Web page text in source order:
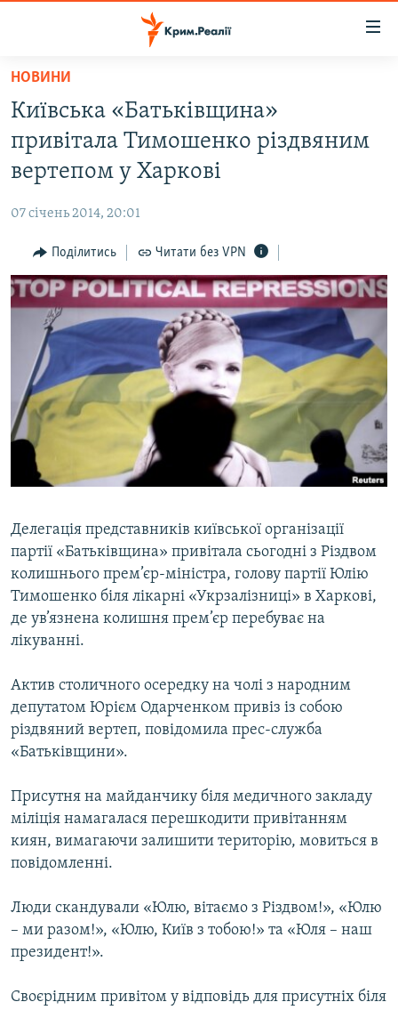
Перейти
основного
матеріалу
Перейти
до
основної
Перейти
до
пошуку
ВІДЕО ТА ФОТО
БЛОГИ
ПОГЛЯД
ІНТЕРВ'Ю
ВСЕ ЗА ДЕНЬ
СПЕЦПРОЕКТИ
ДЕПОРТАЦІЯ
ВІДЕОУРОКИ «ELIFBE»
СВІДЧЕННЯ ОКУПАЦІЇ
УКРАЇНСЬКА ПРОБЛЕМА КРИМУ
ЯК ОБІЙТИ БЛОКУВАННЯ
Русский
Qırımtatar
Усі сайти RFE/RL
НОВИНИ
Київська «Батьківщина»
привітала Тимошенко різдвяним
вертепом у Харкові
07 січень 2014, 20:01
Поділитись Читати без VPN
Делегація представників київської організації
партії «Батьківщина» привітала сьогодні з Різдвом
колишнього прем’єр-міністра, голову партії Юлію
Тимошенко біля лікарні «Укрзалізниці» в Харкові,
де ув’язнена колишня прем’єр перебуває на
лікуванні.
Актив столичного осередку на чолі з народним
депутатом Юрієм Одарченком привіз із собою
різдвяний вертеп, повідомила прес-служба
«Батьківщини».
Присутня на майданчику біля медичного закладу
міліція намагалася перешкодити привітанням
киян, вимагаючи залишити територію, мовиться в
повідомленні.
Люди скандували «Юлю, вітаємо з Різдвом!», «Юлю
– ми разом!», «Юлю, Київ з тобою!» та «Юля – наш
президент!».
Своєрідним привітом у відповідь для присутніх біля